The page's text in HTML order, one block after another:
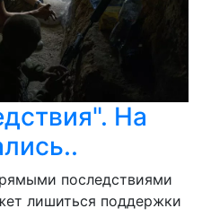
На
последствиями
лишиться поддержки